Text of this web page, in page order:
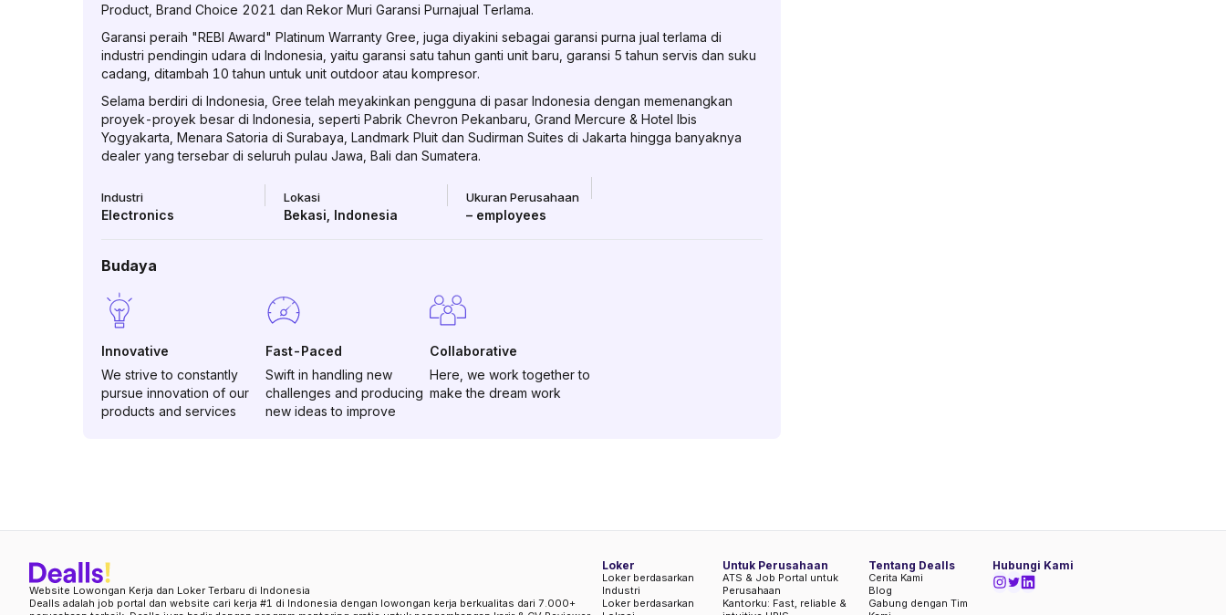
Product, Brand Choice 2021 dan Rekor Muri Garansi Purnajual Terlama.
Garansi peraih "REBI Award" Platinum Warranty Gree, juga diyakini sebagai garansi purna jual terlama di
industri pendingin udara di Indonesia, yaitu garansi satu tahun ganti unit baru, garansi 5 tahun servis dan suku
cadang, ditambah 10 tahun untuk unit outdoor atau kompresor.
Selama berdiri di Indonesia, Gree telah meyakinkan pengguna di pasar Indonesia dengan memenangkan
proyek-proyek besar di Indonesia, seperti Pabrik Chevron Pekanbaru, Grand Mercure & Hotel Ibis
Yogyakarta, Menara Satoria di Surabaya, Landmark Pluit dan Sudirman Suites di Jakarta hingga banyaknya
dealer yang tersebar di seluruh pulau Jawa, Bali dan Sumatera.
Industri
Electronics
Lokasi
Bekasi Indonesia
Ukuran Perusahaan
– employees
Budaya
Innovative
We strive to constantly
pursue innovation of our
products and services
Fast-Paced
Swift in handling new
challenges and producing
new ideas to improve
Collaborative
Here, we work together to
make the dream work
Website Lowongan Kerja dan Loker Terbaru di Indonesia
Dealls adalah job portal dan website cari kerja #1 di Indonesia dengan lowongan kerja berkualitas dari 7.000+
Loker
Loker berdasarkan
Industri
Loker berdasarkan
Untuk Perusahaan
ATS & Job Portal untuk
Perusahaan
Kantorku: Fast, reliable &
Hubungi Kami
Tentang Dealls
Cerita Kami
Blog
Gabung dengan Tim